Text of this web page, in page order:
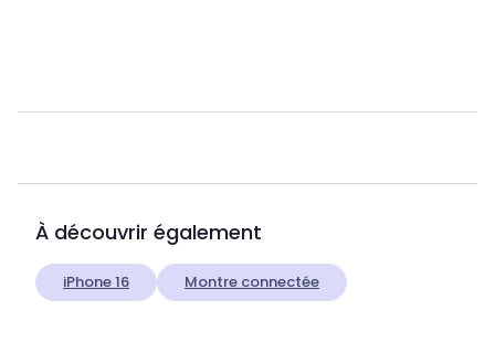
À découvrir également
iPhone 16 Montre connectée